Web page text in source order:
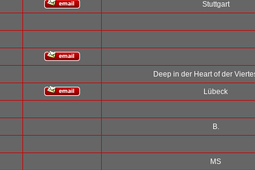
Stuttgart
Deep in der Heart of der
Lübeck
B.
MS